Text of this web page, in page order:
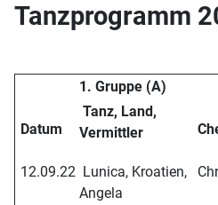
Tanzprogramm
1. Gruppe (A)
Datum
Tanz, Land,
Vermittler
12.09.22 Lunica, Kroatien,
Angela